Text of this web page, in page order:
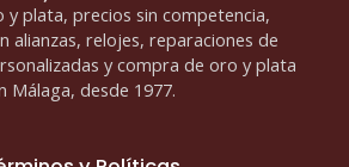
y plata, precios sin competencia,
alianzas, relojes, reparaciones de
y compra de oro y plata
Málaga, desde 1977.